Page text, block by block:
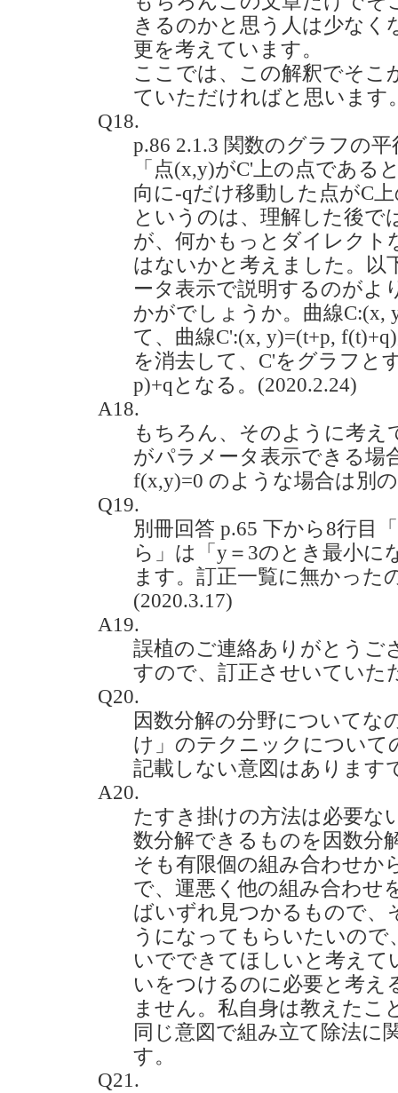
きるのかと思う人は少なく
更を考えています。
ここでは、この解釈でそこ
ていただければと思います
Q18.
p.86 2.1.3 関数のグラフの
「点(x,y)がC'上の点である
向に-qだけ移動した点がC
というのは、理解した後で
が、何かもっとダイレクト
はないかと考えました。以
ータ表示で説明するのがよ
かがでしょうか。曲線C:(x,
て、曲線C':(x, y)=(t+p,
を消去して、C'をグラフと
p)+qとなる。(2020.2.24)
A18.
もちろん、そのように考え
がパラメータ表示できる場
f(x,y)=0 のような場合は別
Q19.
別冊回答 p.65 下から8行目
ら」は「y＝3のとき最小に
ます。訂正一覧に無かった
(2020.3.17)
A19.
誤植のご連絡ありがとうご
すので、訂正させいていた
Q20.
因数分解の分野についてな
け」のテクニックについて
記載しない意図はあります
A20.
たすき掛けの方法は必要な
数分解できるものを因数分
そも有限個の組み合わせか
で、運悪く他の組み合わせ
ばいずれ見つかるもので、
うになってもらいたいの
いでできてほしいと考えて
いをつけるのに必要と考え
ません。私自身は教えた
同じ意図で組み立て除法に
す。
Q21.